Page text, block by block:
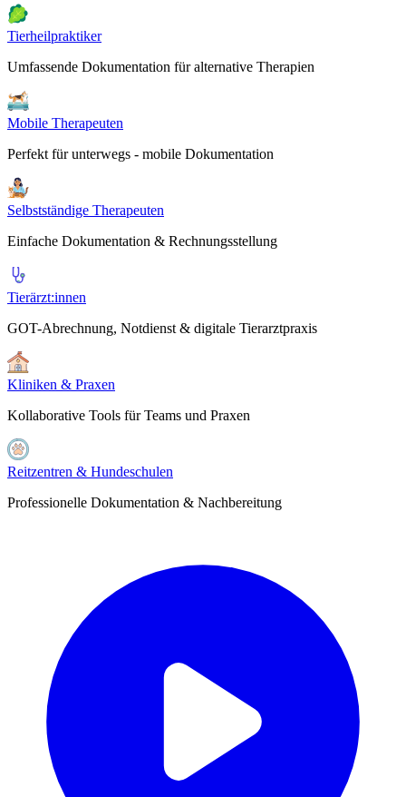
Tierheilpraktiker
Umfassende Dokumentation für alternative Therapien
Mobile Therapeuten
Perfekt für unterwegs - mobile Dokumentation
Selbstständige Therapeuten
Einfache Dokumentation & Rechnungsstellung
Tierärzt:innen
GOT-Abrechnung, Notdienst & digitale Tierarztpraxis
Kliniken & Praxen
Kollaborative Tools für Teams und Praxen
Reitzentren & Hundeschulen
Professionelle Dokumentation & Nachbereitung